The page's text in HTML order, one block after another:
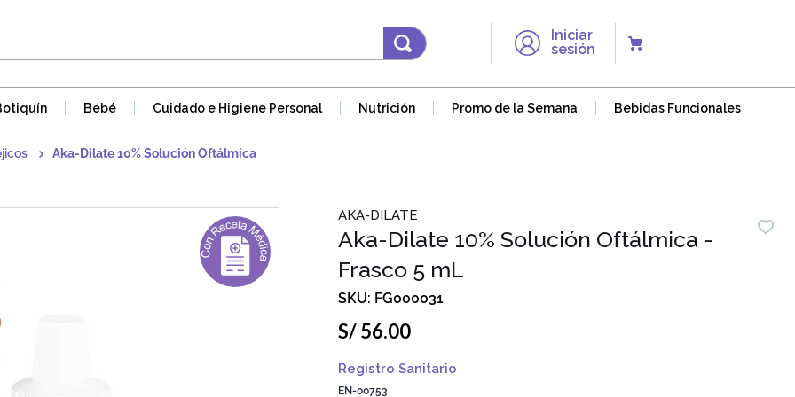
Iniciar
sesión
Bebé Cuidado e Higiene Personal Nutrición Promo de la Semana Bebidas Funcionales
Aka-Dilate 10% Solución Oftálmica
AKA-DILATE
Aka-Dilate 10% Solución Oftálmica -
Frasco 5 mL
FG000031
S/56.00
Registro Sanitario
EN-00753